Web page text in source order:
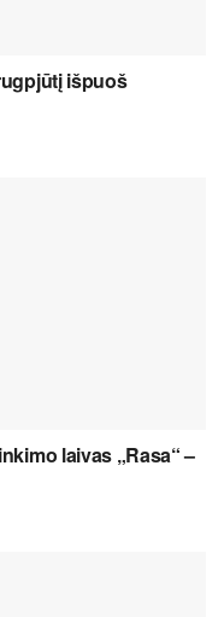
išpuoš
laivas „Rasa“ –